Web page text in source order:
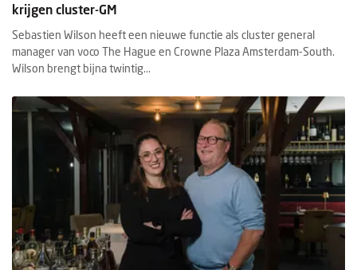
krijgen cluster-GM
Sebastien Wilson heeft een nieuwe functie als cluster general
manager van voco The Hague en Crowne Plaza Amsterdam-South.
Wilson brengt bijna twintig...